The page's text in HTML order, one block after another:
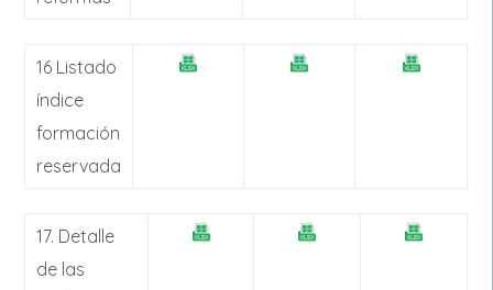
16 Listado
índice
formación
reservada
17. Detalle
de las